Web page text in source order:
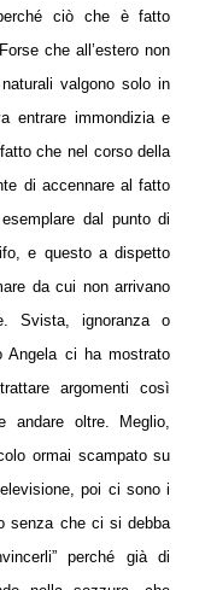
ciò che è fatto
che all’estero non
valgono solo in
entrare immondizia e
che nel corso della
di accennare al fatto
dal punto di
e questo a dispetto
da cui non arrivano
Svista, ignoranza o
Angela ci ha mostrato
argomenti così
andare oltre. Meglio,
ormai scampato su
poi ci sono i
senza che ci si debba
perché già di